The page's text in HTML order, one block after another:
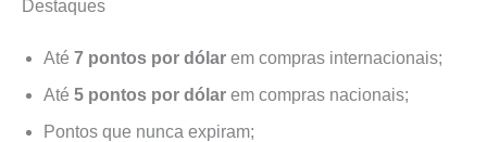
Destaques
Até 7 pontos por dólar em compras internacionais;
Até 5 pontos por dólar em compras nacionais;
Pontos que nunca expiram;